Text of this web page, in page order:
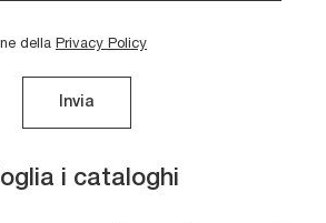
i cataloghi
della Privacy Policy
Invia